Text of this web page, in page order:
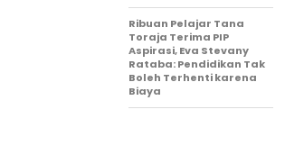
Ribuan Pelajar Tana
Toraja Terima PIP
Aspirasi, Eva Stevany
Rataba: Pendidikan Tak
Boleh Terhenti karena
Biaya